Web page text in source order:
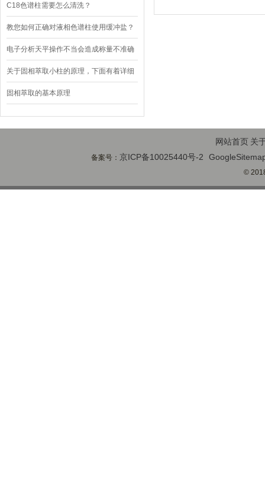
它就知道原因了
C18色谱柱需要怎么清洗？
教您如何正确对液相色谱柱使用缓冲盐？
电子分析天平操作不当会造成称量不准确
关于固相萃取小柱的原理，下面有着详细
解析
固相萃取的基本原理
网站首页 关
备案号： 京ICP备10025440号-2
©